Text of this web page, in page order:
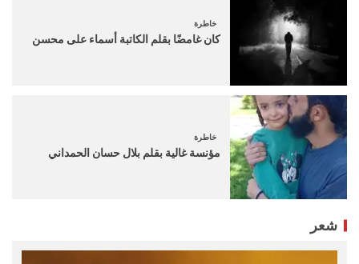
خاطرة
كان غامضًا بقلم الكاتبة أسماء على محسن
خاطرة
مؤنسة غالية بقلم بلال حسان الحمداني
شعر